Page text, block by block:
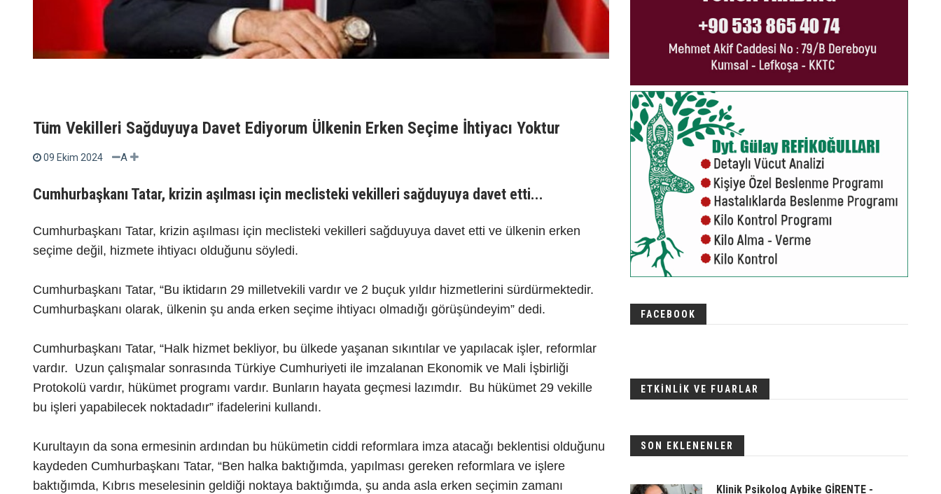
Tüm Vekilleri Sağduyuya Davet Ediyorum Ülkenin Erken Seçime İhtiyacı Yoktur
09 Ekim 2024 A
Cumhurbaşkanı Tatar, krizin aşılması için meclisteki vekilleri sağduyuya davet etti...
Cumhurbaşkanı Tatar, krizin aşılması için meclisteki vekilleri sağduyuya davet etti ve ülkenin erken
seçime değil, hizmete ihtiyacı olduğunu söyledi.
Cumhurbaşkanı Tatar, “Bu iktidarın 29 milletvekili vardır ve 2 buçuk yıldır hizmetlerini sürdürmektedir.
Cumhurbaşkanı olarak, ülkenin şu anda erken seçime ihtiyacı olmadığı görüşündeyim” dedi.
Cumhurbaşkanı Tatar, “Halk hizmet bekliyor, bu ülkede yaşanan sıkıntılar ve yapılacak işler, reformlar
vardır. Uzun çalışmalar sonrasında Türkiye Cumhuriyeti ile imzalanan Ekonomik ve Mali İşbirliği
Protokolü vardır, hükümet programı vardır. Bunların hayata geçmesi lazımdır. Bu hükümet 29 vekille
bu işleri yapabilecek noktadadır” ifadelerini kullandı.
Kurultayın da sona ermesinin ardından bu hükümetin ciddi reformlara imza atacağı beklentisi olduğunu
kaydeden Cumhurbaşkanı Tatar, “Ben halka baktığımda, yapılması gereken reformlara ve işlere
baktığımda, Kıbrıs meselesinin geldiği noktaya baktığımda, şu anda asla erken seçimin zamanı
FACEBOOK
ETKİNLİK VE FUARLAR
SON EKLENENLER
Klinik Psikolog Aybike GİRENTE -